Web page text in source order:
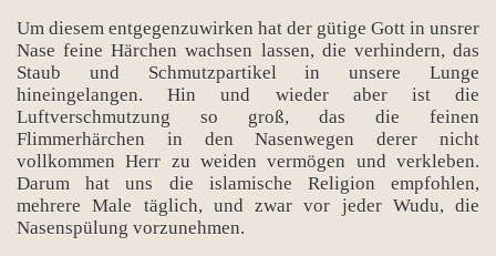
Um diesem entgegenzuwirken hat der gütige Gott in unsrer
Nase feine Härchen wachsen lassen, die verhindern, das
Staub und Schmutzpartikel in unsere Lunge
hineingelangen. Hin und wieder aber ist die
Luftverschmutzung so groß, das die feinen
Flimmerhärchen in den Nasenwegen derer nicht
vollkommen Herr zu weiden vermögen und verkleben.
Darum hat uns die islamische Religion empfohlen,
mehrere Male täglich, und zwar vor jeder Wudu, die
Nasenspülung vorzunehmen.